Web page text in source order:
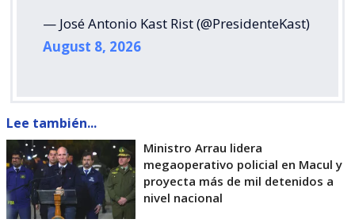
— José Antonio Kast Rist (@PresidenteKast)
August 8, 2026
Lee también...
Ministro Arrau lidera
megaoperativo policial en Macul y
proyecta más de mil detenidos a
nivel nacional